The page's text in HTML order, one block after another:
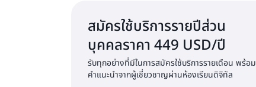
สมัครใช้บริการรายปีส่วน
บุคคลราคา 449 USD/ปี
รับทุกอย่างที่มีในการสมัครใช้บริการรายเดือน พร้อม
คำแนะนำจากผู้เชี่ยวชาญผ่านห้องเรียนดิจิทัล